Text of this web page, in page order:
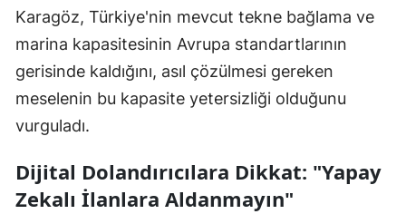
Karagöz, Türkiye'nin mevcut tekne bağlama ve
marina kapasitesinin Avrupa standartlarının
gerisinde kaldığını, asıl çözülmesi gereken
meselenin bu kapasite yetersizliği olduğunu
vurguladı.
Dijital Dolandırıcılara Dikkat: "Yapay
Zekalı İlanlara Aldanmayın"